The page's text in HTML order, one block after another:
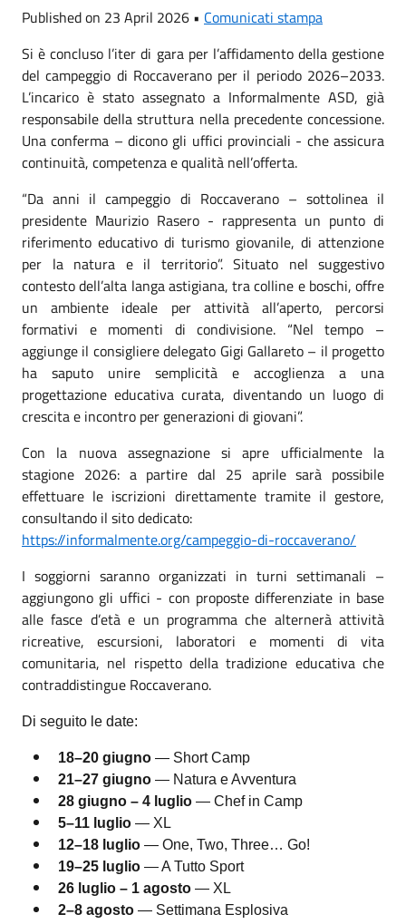
Published on 23 April 2026 • Comunicati stampa
Si è concluso l’iter di gara per l’affidamento della gestione
del campeggio di Roccaverano per il periodo 2026–2033.
L’incarico è stato assegnato a Informalmente ASD, già
responsabile della struttura nella precedente concessione.
Una conferma – dicono gli uffici provinciali - che assicura
continuità, competenza e qualità nell’offerta.
“Da anni il campeggio di Roccaverano – sottolinea il
presidente Maurizio Rasero - rappresenta un punto di
riferimento educativo di turismo giovanile, di attenzione
per la natura e il territorio”. Situato nel suggestivo
contesto dell’alta langa astigiana, tra colline e boschi, offre
un ambiente ideale per attività all’aperto, percorsi
formativi e momenti di condivisione. “Nel tempo –
aggiunge il consigliere delegato Gigi Gallareto – il progetto
ha saputo unire semplicità e accoglienza a una
progettazione educativa curata, diventando un luogo di
crescita e incontro per generazioni di giovani”.
Con la nuova assegnazione si apre ufficialmente la
stagione 2026: a partire dal 25 aprile sarà possibile
effettuare le iscrizioni direttamente tramite il gestore,
consultando il sito dedicato:
https://informalmente.org/campeggio-di-roccaverano/
I soggiorni saranno organizzati in turni settimanali –
aggiungono gli uffici - con proposte differenziate in base
alle fasce d’età e un programma che alternerà attività
ricreative, escursioni, laboratori e momenti di vita
comunitaria, nel rispetto della tradizione educativa che
contraddistingue Roccaverano.
Di seguito le date:
18–20 giugno — Short Camp
21–27 giugno — Natura e Avventura
28 giugno – 4 luglio — Chef in Camp
5–11 luglio — XL
12–18 luglio — One, Two, Three… Go!
19–25 luglio — A Tutto Sport
26 luglio – 1 agosto — XL
2–8 agosto — Settimana Esplosiva